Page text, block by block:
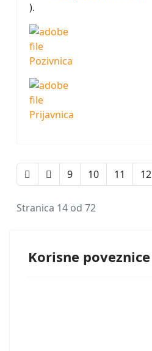
).
Pozivnica
Prijavnica
9 10 11 12
Stranica 14 od 72
Korisne poveznice